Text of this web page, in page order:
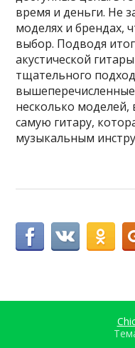
время и деньги. Не
моделях и брендах,
выбор. Подводя
акустической
тщательного
несколько моделей,
самую гитару,
музыкальным